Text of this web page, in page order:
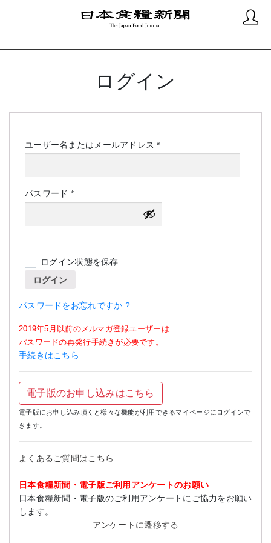
ログイン
ユーザー名またはメールアドレス*必
パスワード *必
須
ログイン状態を保存
ログイン
パスワードをお忘れですか ?
2019年5月以前のメルマガ登録ユーザーは
パスワードの再発行手続きが必要です。
手続きはこちら
電子版のお申し込みはこちら
電子版にお申し込み頂くと様々な機能が利用できるマイページにログインで
きます。
よくあるご質問はこちら
日本食糧新聞・電子版ご利用アンケートのお願い
日本食糧新聞・電子版のご利用アンケートにご協力をお願い
します。
アンケートに遷移する